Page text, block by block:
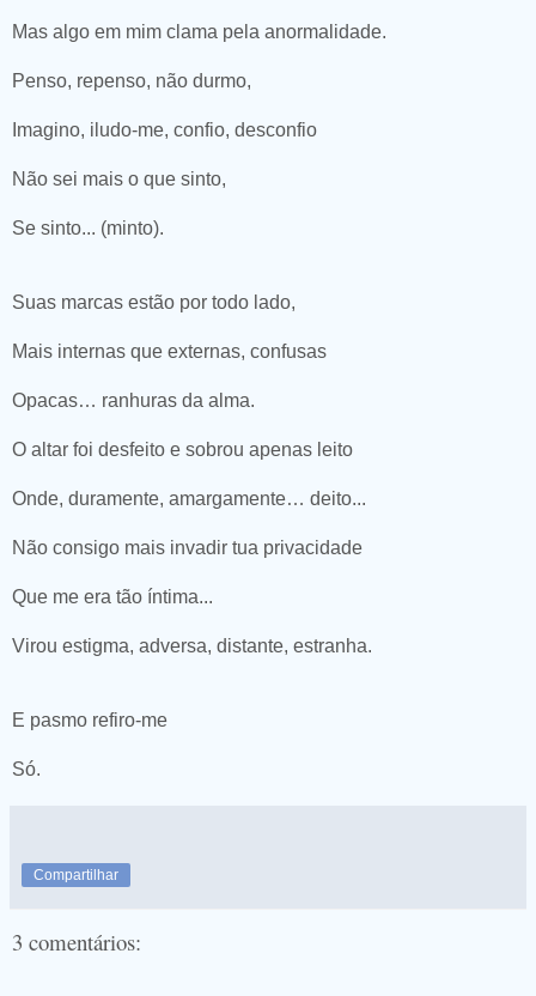
Mas algo em mim clama pela anormalidade.
Penso, repenso, não durmo,
Imagino, iludo-me, confio, desconfio
Não sei mais o que sinto,
Se sinto... (minto).
Suas marcas estão por todo lado,
Mais internas que externas, confusas
Opacas… ranhuras da alma.
O altar foi desfeito e sobrou apenas leito
Onde, duramente, amargamente… deito...
Não consigo mais invadir tua privacidade
Que me era tão íntima...
Virou estigma, adversa, distante, estranha.
E pasmo refiro-me
Só.
Compartilhar
3 comentários: